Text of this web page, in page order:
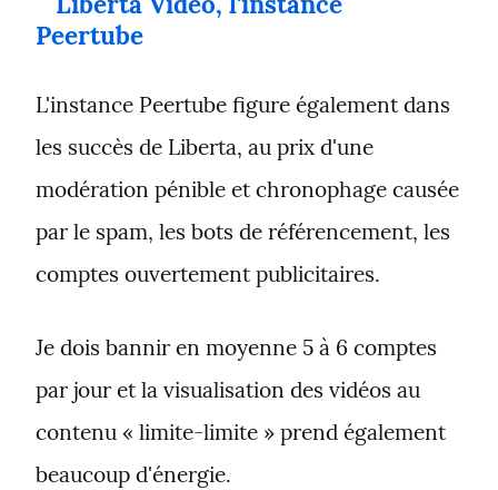
Peertube
L'instance Peertube figure également dans
les succès de Liberta, au prix d'une
modération pénible et chronophage causée
par le spam, les bots de référencement, les
comptes ouvertement publicitaires.
Je dois bannir en moyenne 5 à 6 comptes
par jour et la visualisation des vidéos au
contenu « limite-limite » prend également
beaucoup d'énergie.